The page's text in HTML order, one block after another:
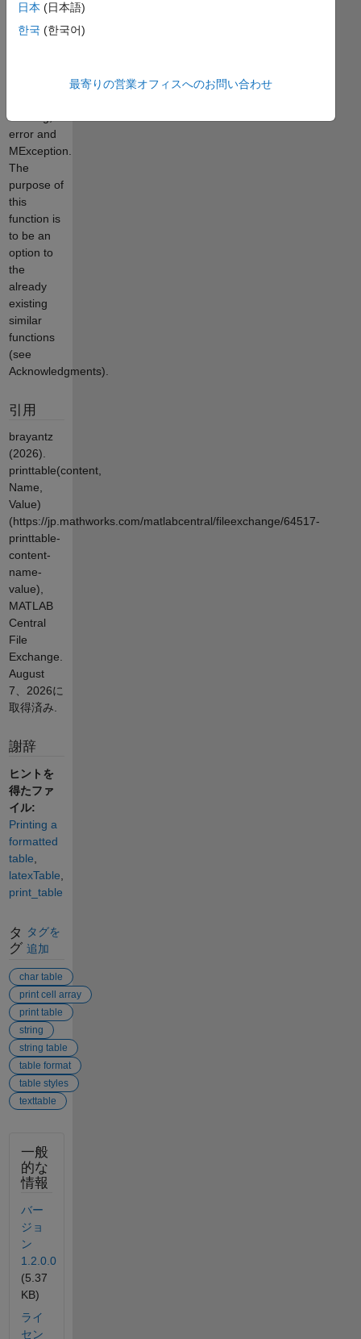
charcater
array to be
error and
MException.
The
purpose of
this
function is
to be an
option to
the
already
existing
similar
functions
(see
Acknowledgments).
引用
brayantz
(2026).
printtable(content,
Name,
Value)
(https://jp.mathworks.com/matlabcentral/fileexchange/64517-
printtable-
content-
name-
value),
MATLAB
Central
File
Exchange.
August
7、2026に
取得済み.
謝辞
ヒントを
得たファ
イル:
Printing a
formatted
table
latexTable
print_table
タ
グ
タグを
追加
char table
print cell array
print table
string
string table
table format
table styles
texttable
一般
的な
情報
バー
ジョ
ン
1.2.0.0
(5.37
KB)
ライ
セン
日本 (日本語)
한국 (한국어)
最寄りの営業オフィスへのお問い合わせ